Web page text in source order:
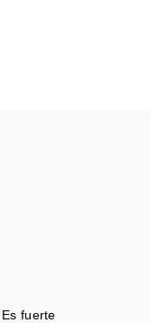
Es fuerte